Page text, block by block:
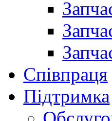
Співпраця
Підтримка